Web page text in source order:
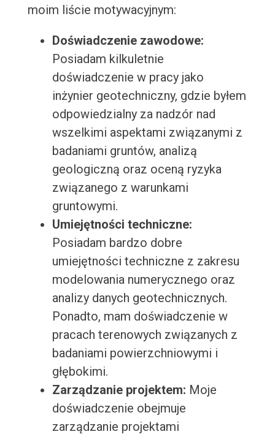
moim liście motywacyjnym:
Doświadczenie zawodowe:
Posiadam kilkuletnie
doświadczenie w pracy jako
inżynier geotechniczny, gdzie byłem
odpowiedzialny za nadzór nad
wszelkimi aspektami związanymi z
badaniami gruntów, analizą
geologiczną oraz oceną ryzyka
związanego z warunkami
gruntowymi.
Umiejętności techniczne:
Posiadam bardzo dobre
umiejętności techniczne z zakresu
modelowania numerycznego oraz
analizy danych geotechnicznych.
Ponadto, mam doświadczenie w
pracach terenowych związanych z
badaniami powierzchniowymi i
głębokimi.
Zarządzanie projektem: Moje
doświadczenie obejmuje
zarządzanie projektami